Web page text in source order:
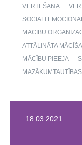
VĒRTĒŠANA
SOCIĀLI
MĀCĪBU
ATTĀLINĀTA
MĀCĪBU PIEEJA
18.03.2021